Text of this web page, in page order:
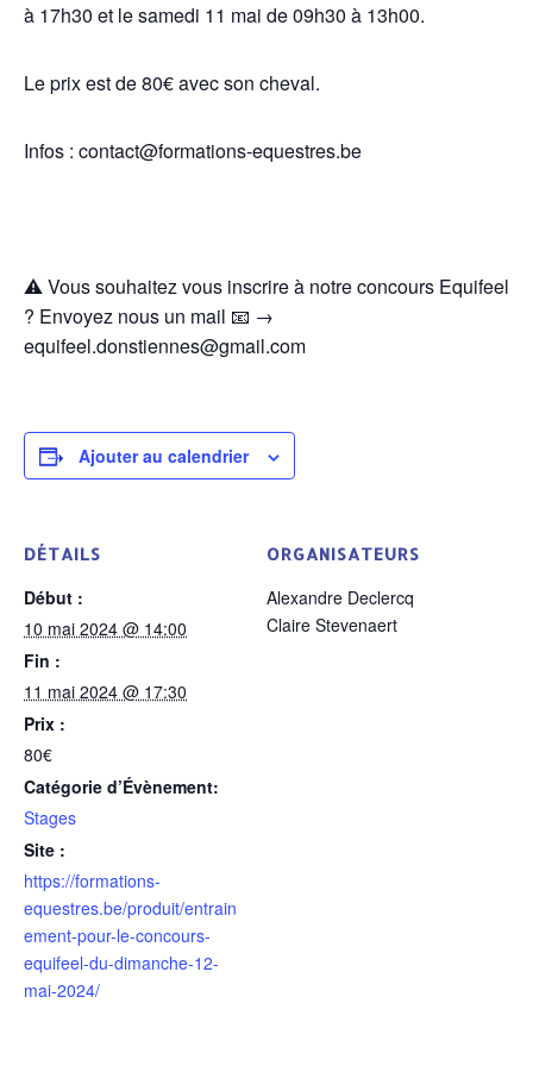
à 17h30 et le samedi 11 mai de 09h30 à 13h00.
Le prix est de 80€ avec son cheval.
Infos : contact@formations-equestres.be
⚠️ Vous souhaitez vous inscrire à notre concours Equifeel
? Envoyez nous un mail 📧 →
equifeel.donstiennes@gmail.com
Ajouter au calendrier
DÉTAILS
Début :
10 mai 2024 @ 14:00
Fin :
11 mai 2024 @ 17:30
Prix :
80€
Catégorie d’Évènement:
Stages
Site :
https://formations-
equestres.be/produit/entrain
ement-pour-le-concours-
equifeel-du-dimanche-12-
mai-2024/
ORGANISATEURS
Alexandre Declercq
Claire Stevenaert